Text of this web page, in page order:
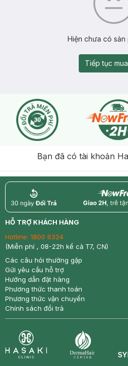
Hiện chưa có sản
Tiếp tục
Bạn đã có tài khoản
return nowfree
HỖ TRỢ KHÁCH HÀNG
Hotline: 1800 6324
(Miễn phí , 08-22h kể cả T7, CN)
Các câu hỏi thường gặp
Gửi yêu cầu hỗ trợ
Hướng dẫn đặt hàng
Phương thức thanh toán
Phương thức vận chuyển
Chính sách đổi trả